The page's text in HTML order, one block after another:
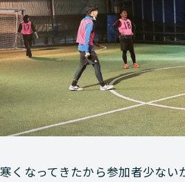
寒くなってきたから参加者少ない